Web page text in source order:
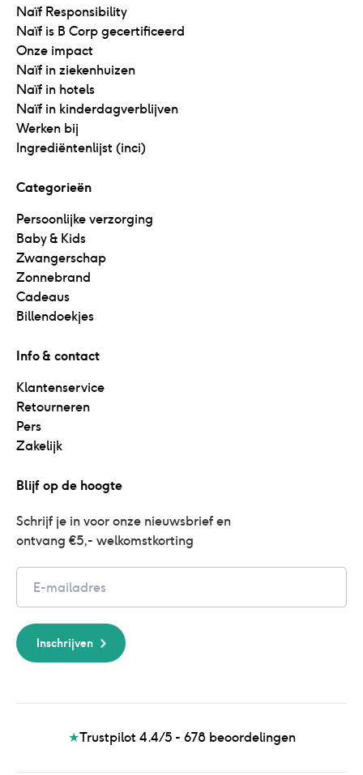
Naïf Responsibility
Naïf is B Corp gecertificeerd
Onze impact
Naïf in ziekenhuizen
Naïf in hotels
Naïf in kinderdagverblijven
Werken bij
Ingrediëntenlijst (inci)
Categorieën
Persoonlijke verzorging
Baby & Kids
Zwangerschap
Zonnebrand
Cadeaus
Billendoekjes
Info & contact
Klantenservice
Retourneren
Pers
Zakelijk
Blijf op de hoogte
Schrijf je in voor onze nieuwsbrief en
ontvang €5,- welkomstkorting
Inschrijven
★Trustpilot 4.4/5 - 678 beoordelingen